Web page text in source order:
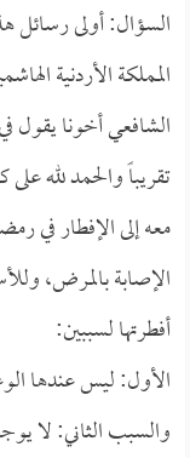
السؤال: أولى رسائل
المملكة الأردنية
الشافعي أخونا يقول
تقريباً والحمد لله
معه إلى الإفطار في
الإصابة بالمرض،
أفطرتها لسببين:
الأول: ليس عندها
والسبب الثاني: لا